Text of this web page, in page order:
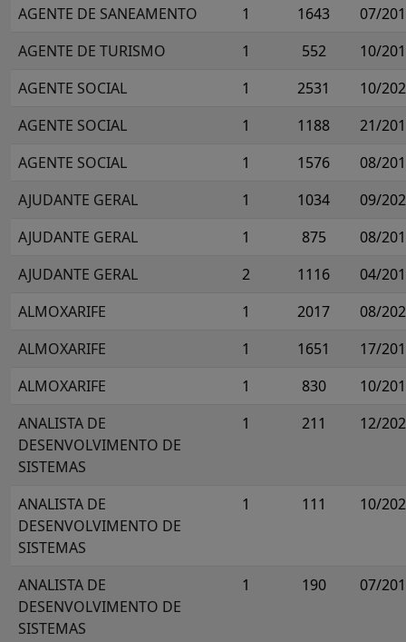
AGENTE DE SANEAMENTO 1 1643
07/
AGENTE DE TURISMO
1 552
10/
AGENTE SOCIAL
1 2531
10/
AGENTE SOCIAL
1 1188
21/
AGENTE SOCIAL
1 1576
08/
AJUDANTE GERAL
1 1034
09/
AJUDANTE GERAL
1 875
08/
AJUDANTE GERAL
2 1116
04/
ALMOXARIFE
1 2017
08/
ALMOXARIFE
1 1651
17/
ALMOXARIFE
1 830
10/
ANALISTA DE
DESENVOLVIMENTO DE
SISTEMAS
1 211 12/
ANALISTA DE
DESENVOLVIMENTO DE
SISTEMAS
1 111 10/
ANALISTA DE
DESENVOLVIMENTO DE
SISTEMAS
1 190 07/